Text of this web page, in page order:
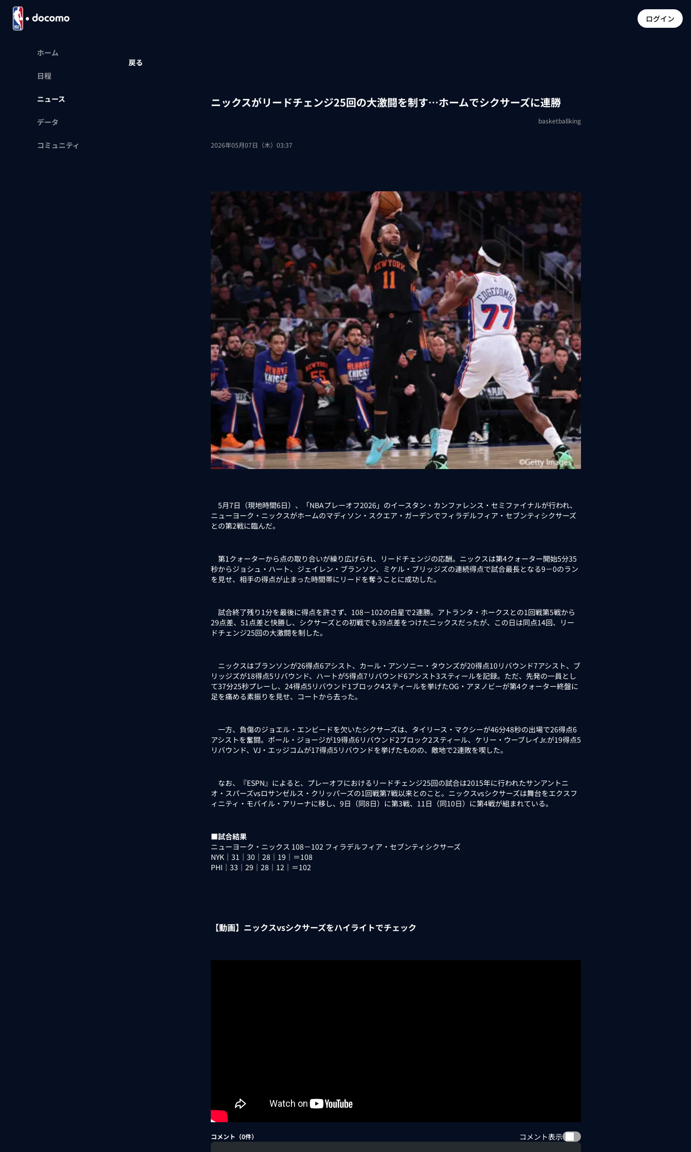
ログイン
ホーム
日程
ニュース
データ
コミュニティ
戻る
ニックスがリードチェンジ25回の大激闘を制す…ホームでシクサーズに連勝
basketballking
2026年05月07日（木）03:37
5月7日（現地時間6日）、「NBAプレーオフ2026」のイースタン・カンファレンス・セミファイナルが行われ、
ニューヨーク・ニックスがホームのマディソン・スクエア・ガーデンでフィラデルフィア・セブンティシクサーズ
との第2戦に臨んだ。
第1クォーターから点の取り合いが繰り広げられ、リードチェンジの応酬。ニックスは第4クォーター開始5分35
秒からジョシュ・ハート、ジェイレン・ブランソン、ミケル・ブリッジズの連続得点で試合最長となる9－0のラン
を見せ、相手の得点が止まった時間帯にリードを奪うことに成功した。
試合終了残り1分を最後に得点を許さず、108－102の白星で2連勝。アトランタ・ホークスとの1回戦第5戦から
29点差、51点差と快勝し、シクサーズとの初戦でも39点差をつけたニックスだったが、この日は同点14回、リー
ドチェンジ25回の大激闘を制した。
ニックスはブランソンが26得点6アシスト、カール・アンソニー・タウンズが20得点10リバウンド7アシスト、ブ
リッジズが18得点5リバウンド、ハートが5得点7リバウンド6アシスト3スティールを記録。ただ、先発の一員とし
て37分25秒プレーし、24得点5リバウンド1ブロック4スティールを挙げたOG・アヌノビーが第4クォーター終盤に
足を痛める素振りを見せ、コートから去った。
一方、負傷のジョエル・エンビードを欠いたシクサーズは、タイリース・マクシーが46分48秒の出場で26得点6
アシストを奮闘。ポール・ジョージが19得点6リバウンド2ブロック2スティール、ケリー・ウーブレイJr.が19得点5
リバウンド、VJ・エッジコムが17得点5リバウンドを挙げたものの、敵地で2連敗を喫した。
なお、『ESPN』によると、プレーオフにおけるリードチェンジ25回の試合は2015年に行われたサンアントニ
オ・スパーズvsロサンゼルス・クリッパーズの1回戦第7戦以来とのこと。ニックスvsシクサーズは舞台をエクスフ
ィニティ・モバイル・アリーナに移し、9日（同8日）に第3戦、11日（同10日）に第4戦が組まれている。
■試合結果
ニューヨーク・ニックス 108－102 フィラデルフィア・セブンティシクサーズ
NYK｜31｜30｜28｜19｜＝108
PHI｜33｜29｜28｜12｜＝102
【動画】ニックスvsシクサーズをハイライトでチェック
コメント（0件） コメント表示